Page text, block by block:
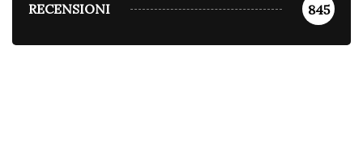
RECENSIONI 845